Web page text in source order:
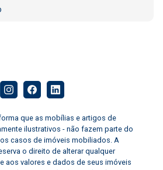
que as mobílias e artigos de
ilustrativos - não fazem parte do
casos de imóveis mobiliados. A
o direito de alterar qualquer
aos valores e dados de seus imóveis